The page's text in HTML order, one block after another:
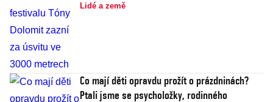
Lidé a země
Co mají děti opravdu prožít o prázdninách?
Ptali jsme se psycholožky, rodinného